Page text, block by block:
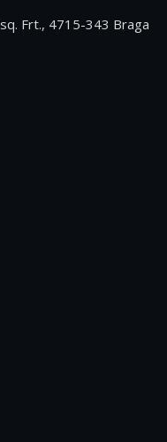
Frt., 4715-343 Braga